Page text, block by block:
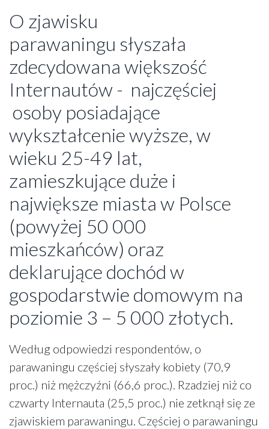
O zjawisku
parawaningu słyszała
zdecydowana większość
Internautów - najczęściej
osoby posiadające
wykształcenie wyższe, w
wieku 25-49 lat,
zamieszkujące duże i
największe miasta w Polsce
(powyżej 50 000
mieszkańców) oraz
deklarujące dochód w
gospodarstwie domowym na
poziomie 3 – 5 000 złotych.
Według odpowiedzi respondentów, o
parawaningu częściej słyszały kobiety (70,9
proc.) niż mężczyźni (66,6 proc.). Rzadziej niż co
czwarty Internauta (25,5 proc.) nie zetknął się ze
zjawiskiem parawaningu. Częściej o parawaningu